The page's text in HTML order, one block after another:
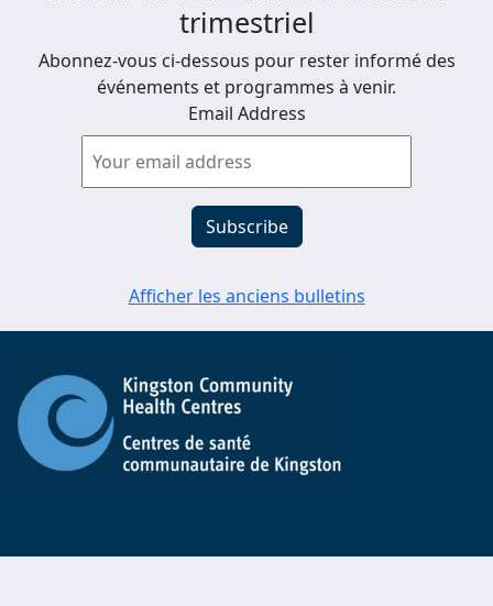
trimestriel
Abonnez-vous ci-dessous pour rester informé des
événements et programmes à venir.
Email Address
Afficher les anciens bulletins